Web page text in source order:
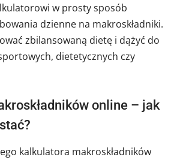
w prosty sposób
dzienne na makroskładniki.
zbilansowaną dietę i dążyć do
dietetycznych czy
online – jak
kalkulatora makroskładników